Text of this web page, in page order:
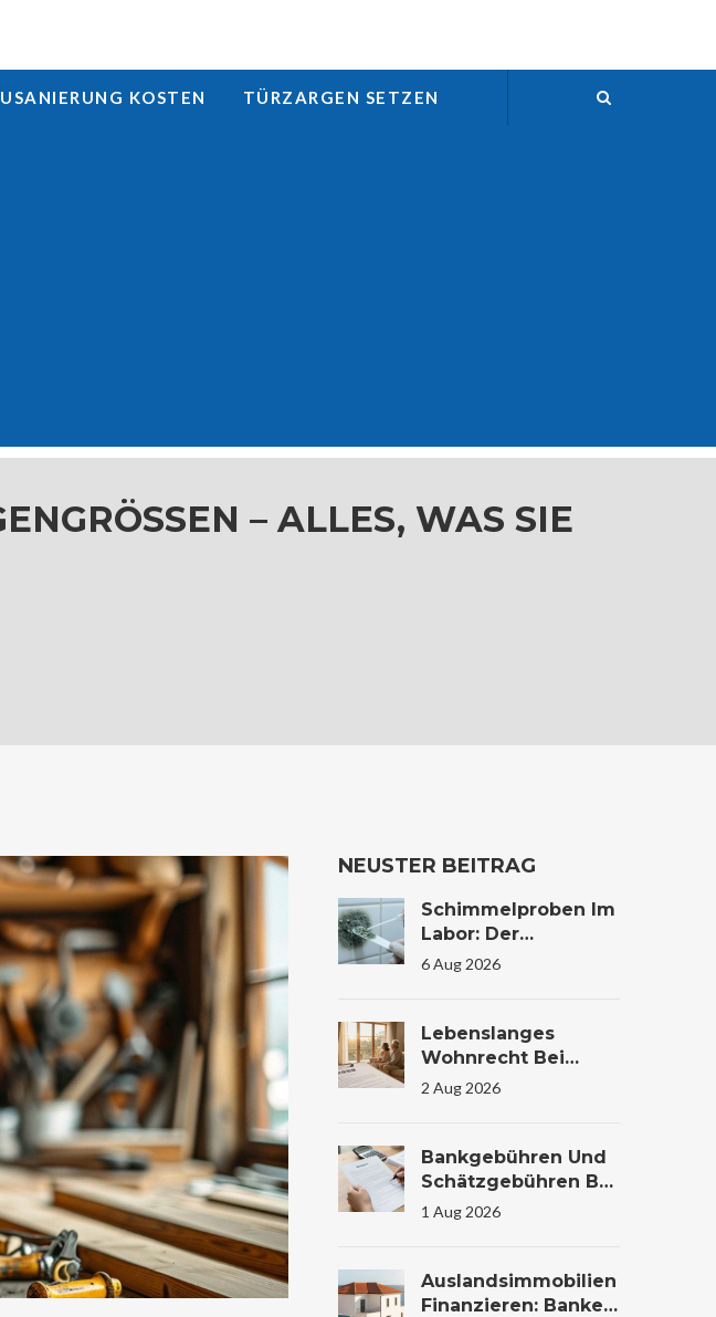
KOSTEN TÜRZARGEN SETZEN
– ALLES, WAS SIE W
NEUSTER BEITRAG
Schimmelproben Im
Labor: Der
Komplette Guide Zu
6 Aug 2026
Lebenslanges
Wohnrecht Bei
Immobilienübertrag
2 Aug 2026
Bankgebühren Und
Schätzgebühren Bei
Immobilienfinanzier
Sparen
1 Aug 2026
Auslandsimmobilien
Finanzieren: Banken,